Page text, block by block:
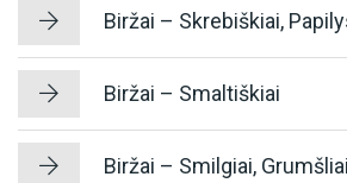
Biržai – Skrebiškiai,
Biržai – Smaltiškiai
Biržai – Smilgiai, Grumšliai